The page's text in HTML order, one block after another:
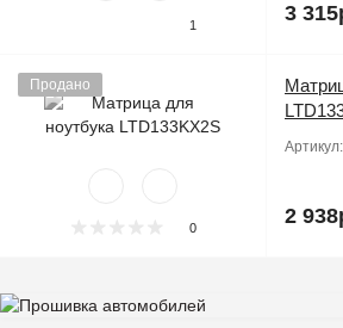
1 3
Продано
0
Артикул:
2